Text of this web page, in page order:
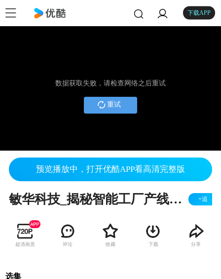
下载APP
数据获取失败，请检查网络之后重试
重试
预览播放中，打开优酷APP看高清完整版
敏华科技_揭秘智能工厂产线变革 +追
超清画质 评论 收藏 下载 分享
选集